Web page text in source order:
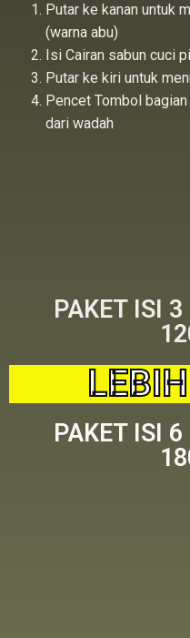
Putar ke kanan untuk
(warna abu)
Isi Cairan sabun cuci
Putar ke kiri untuk
Pencet Tombol
dari wadah
PAKET ISI
PAKET ISI